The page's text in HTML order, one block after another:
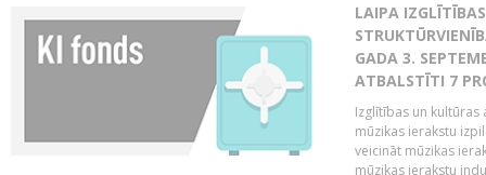
LAIPA
GADA 3.
ATBALSTĪTI 7
Izglītības un
mūzikas ierakstu
veicināt mūzikas
mūzikas ierakstu